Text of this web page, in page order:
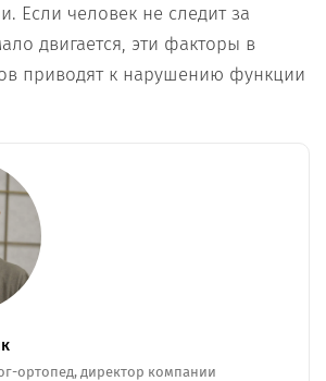
Если человек не следит за
двигается, эти факторы в
приводят к нарушению функции
ортопед, директор компании